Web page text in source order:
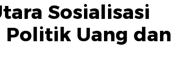
Sosialisasi
Politik Uang dan